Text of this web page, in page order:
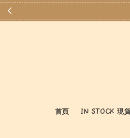
首頁 IN STOCK 現